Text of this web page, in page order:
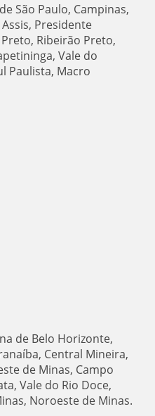
São Paulo, Campinas,
Presidente
Ribeirão Preto,
Vale do
Paulista, Macro
de Belo Horizonte,
Central Mineira,
de Minas, Campo
Vale do Rio Doce,
Noroeste de Minas.